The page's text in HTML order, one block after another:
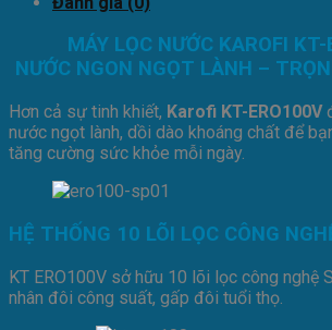
MÁY LỌC NƯỚC KAROFI
NƯỚC NGON NGỌT LÀNH –
Hơn cả sự tinh khiết, Karofi KT-ERO100V
nước ngọt lành, dồi dào khoáng chất để
tăng cường sức khỏe mỗi ngày.
HỆ THỐNG 10 LÕI LỌC CÔNG
KT ERO100V sở hữu 10 lõi lọc công nghệ
nhân đôi công suất, gấp đôi tuổi thọ.